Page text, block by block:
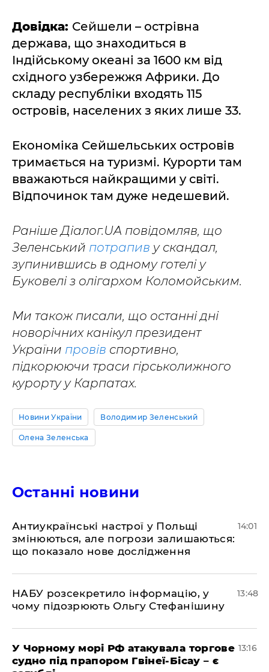
Довідка: Сейшели – острівна
держава, що знаходиться в
Індійському океані за 1600 км від
східного узбережжя Африки. До
складу республіки входять 115
островів, населених з яких лише 33.
Економіка Сейшельських островів
тримається на туризмі. Курорти там
вважаються найкращими у світі.
Відпочинок там дуже недешевий.
Раніше Діалог.UA повідомляв, що
Зеленський потрапив у скандал,
зупинившись в одному готелі у
Буковелі з олігархом Коломойським.
Ми також писали, що останні дні
новорічних канікул президент
України провів спортивно,
підкорюючи траси гірськолижного
курорту у Карпатах.
Новини України Володимир Зеленський
Олена Зеленська
Останні новини
Антиукраїнські настрої у Польщі
змінюються, але погрози залишаються:
що показало нове дослідження
14:01
НАБУ розсекретило інформацію, у
чому підозрюють Ольгу Стефанішину
13:48
У Чорному морі РФ атакувала торгове
судно під прапором Гвінеї-Бісау – є
13:16